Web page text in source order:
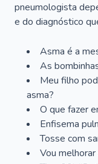
pneumologista
e do diagnóstico
Asma é a
As
Meu filho
asma?
O que fazer
Enfisema
Tosse com
Vou